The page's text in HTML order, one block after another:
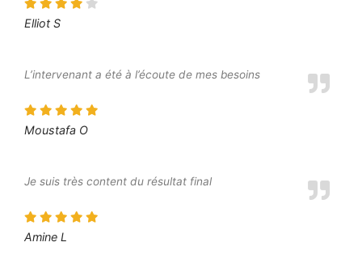
Elliot S
L’intervenant a été à l’écoute de mes besoins
Moustafa O
Je suis très content du résultat final
Amine L